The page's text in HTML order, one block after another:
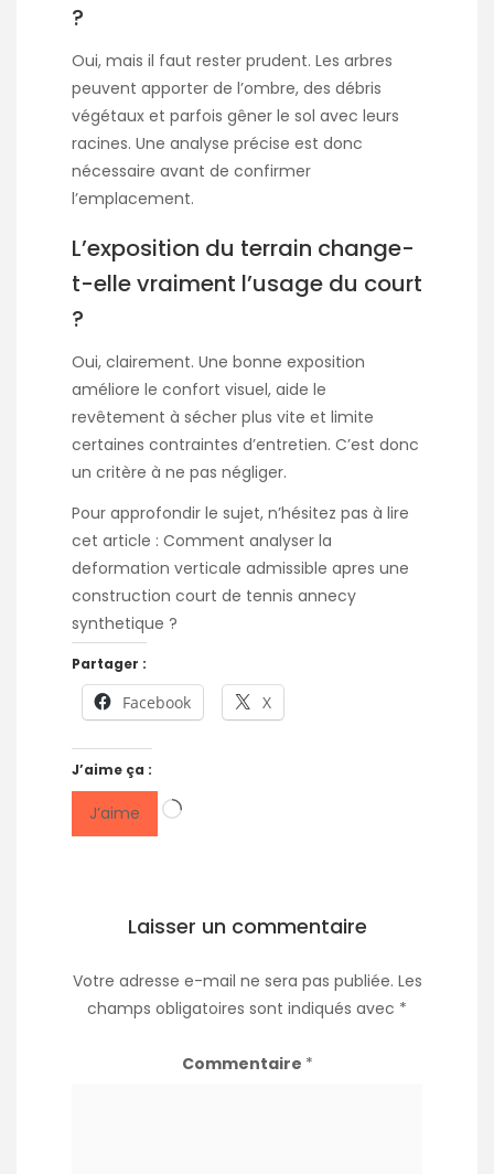
?
Oui, mais il faut rester prudent. Les arbres
peuvent apporter de l’ombre, des débris
végétaux et parfois gêner le sol avec leurs
racines. Une analyse précise est donc
nécessaire avant de confirmer
l’emplacement.
L’exposition du terrain change-
t-elle vraiment l’usage du court
?
Oui, clairement. Une bonne exposition
améliore le confort visuel, aide le
revêtement à sécher plus vite et limite
certaines contraintes d’entretien. C’est donc
un critère à ne pas négliger.
Pour approfondir le sujet, n’hésitez pas à lire
cet article : Comment analyser la
deformation verticale admissible apres une
construction court de tennis annecy
synthetique ?
Partager :
Facebook X
J’aime ça :
J’aime Chargement…
Laisser un commentaire
Votre adresse e-mail ne sera pas publiée. Les
champs obligatoires sont indiqués avec *
Commentaire *